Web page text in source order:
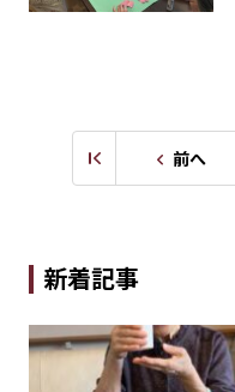
前へ
新着記事